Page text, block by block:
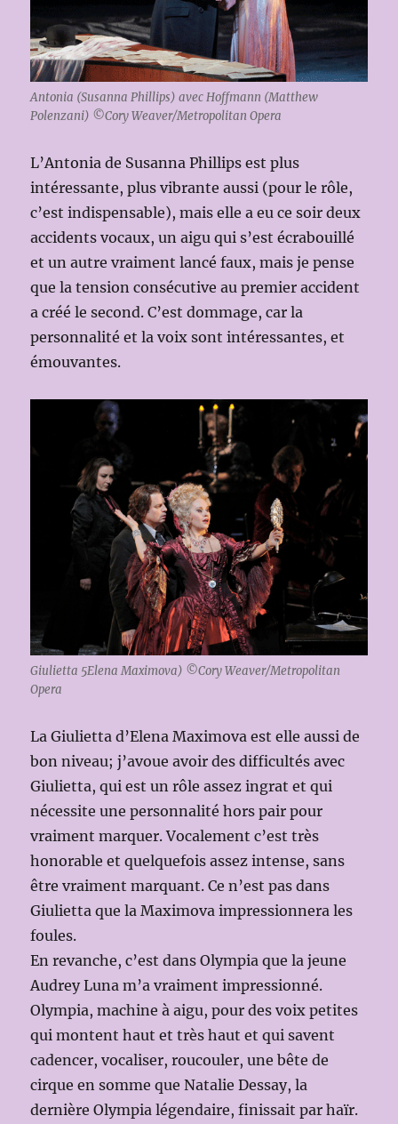
Antonia (Susanna Phillips) avec Hoffmann (Matthew
Polenzani) ©Cory Weaver/Metropolitan Opera
L’Antonia de Susanna Phillips est plus
intéressante, plus vibrante aussi (pour le rôle,
c’est indispensable), mais elle a eu ce soir deux
accidents vocaux, un aigu qui s’est écrabouillé
et un autre vraiment lancé faux, mais je pense
que la tension consécutive au premier accident
a créé le second. C’est dommage, car la
personnalité et la voix sont intéressantes, et
émouvantes.
Giulietta 5Elena Maximova) ©Cory Weaver/Metropolitan
Opera
La Giulietta d’Elena Maximova est elle aussi de
bon niveau; j’avoue avoir des difficultés avec
Giulietta, qui est un rôle assez ingrat et qui
nécessite une personnalité hors pair pour
vraiment marquer. Vocalement c’est très
honorable et quelquefois assez intense, sans
être vraiment marquant. Ce n’est pas dans
Giulietta que la Maximova impressionnera les
foules.
En revanche, c’est dans Olympia que la jeune
Audrey Luna m’a vraiment impressionné.
Olympia, machine à aigu, pour des voix petites
qui montent haut et très haut et qui savent
cadencer, vocaliser, roucouler, une bête de
cirque en somme que Natalie Dessay, la
dernière Olympia légendaire, finissait par haïr.